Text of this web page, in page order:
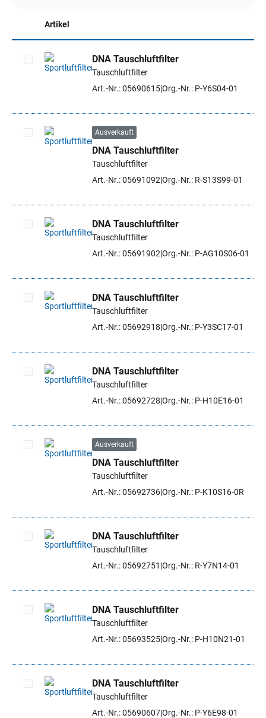
Artikel
Artikel auswählen
DNA Tauschluftfilter
Tauschluftfilter
Art.-Nr.: 05690615Org.-Nr.: P-Y6S04-01
Artikel auswählen
Ausverkauft
DNA Tauschluftfilter
Tauschluftfilter
Art.-Nr.: 05691092 Org.-Nr.: R-S13S99-01
Artikel auswählen
DNA Tauschluftfilter
Tauschluftfilter
Art.-Nr.: 05691902 Org.-Nr.: P-AG10S06-01
Artikel auswählen
DNA Tauschluftfilter
Tauschluftfilter
Art.-Nr.: 05692918 Org.-Nr.: P-Y3SC17-01
Artikel auswählen
DNA Tauschluftfilter
Tauschluftfilter
Art.-Nr.: 05692728 Org.-Nr.: P-H10E16-01
Artikel auswählen
Ausverkauft
DNA Tauschluftfilter
Tauschluftfilter
Art.-Nr.: 05692736Org.-Nr.: P-K10S16-0R
Artikel auswählen
DNA Tauschluftfilter
Tauschluftfilter
Art.-Nr.: 05692751 Org.-Nr.: R-Y7N14-01
Artikel auswählen
DNA Tauschluftfilter
Tauschluftfilter
Art.-Nr.: 05693525Org.-Nr.: P-H10N21-01
Artikel auswählen
DNA Tauschluftfilter
Tauschluftfilter
Art.-Nr.: 05690607Org.-Nr.: P-Y6E98-01